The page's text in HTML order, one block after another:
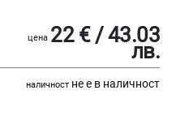
цена 22 € / 43.03
лв.
наличност не е в наличност